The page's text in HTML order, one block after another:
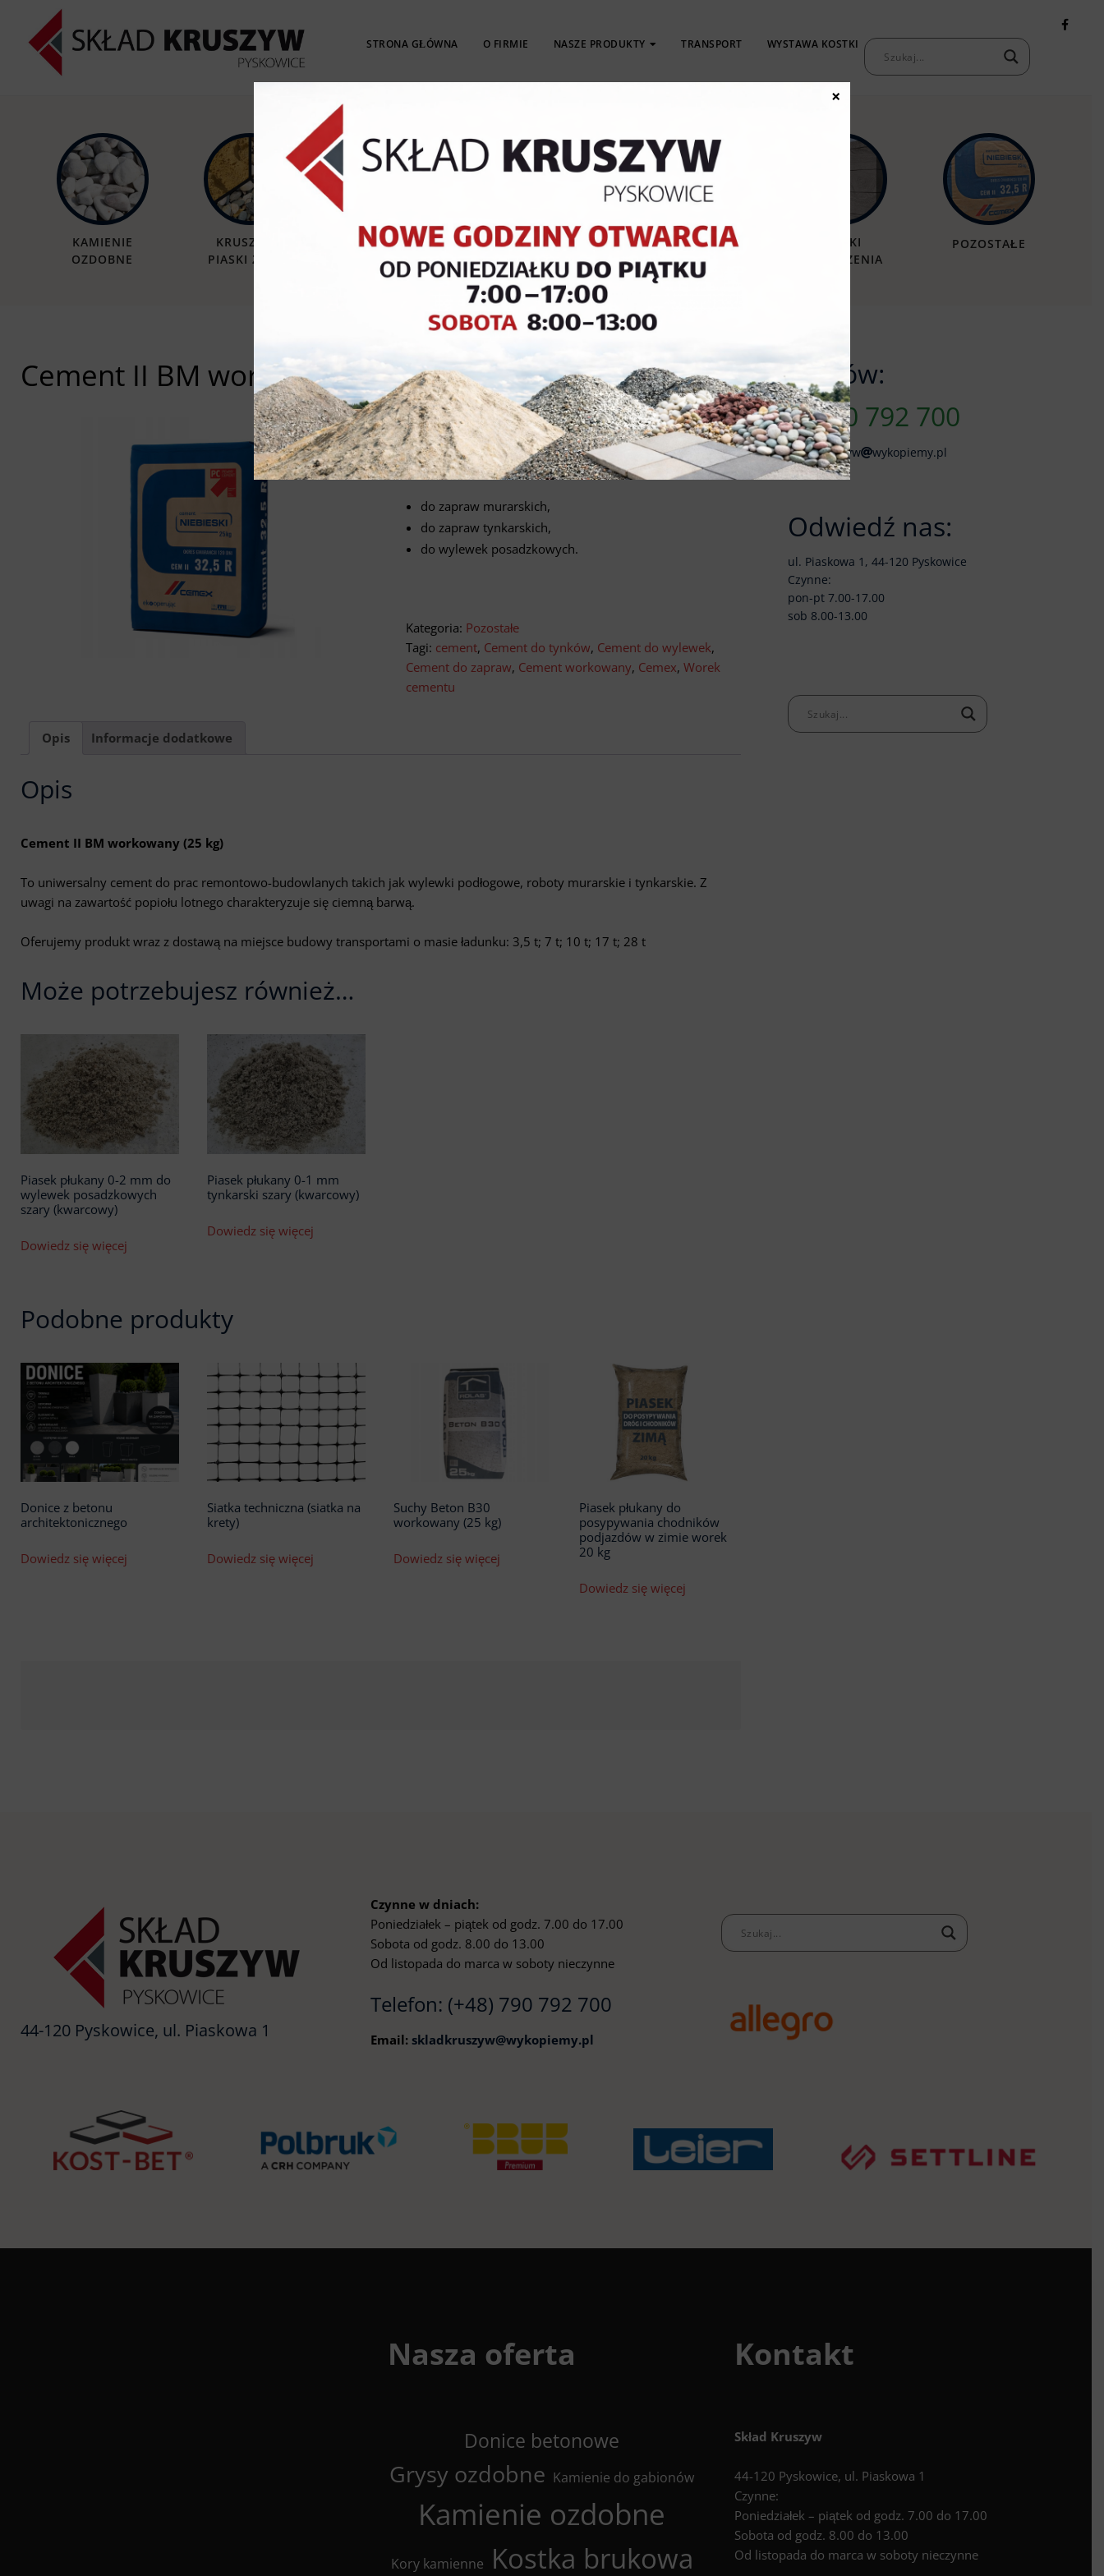
STRONA GŁÓWNA O FIRMIE NASZE PRODUKTY TRANSPORT WYSTAWA KOSTKI
KAMIENIE
OZDOBNE
KRUSZYWA
PIASKI ŻWIRY
KOSTKA
BRUKOWA
OBRZEŻA
KRAWĘŻNIKI
PŁYTY
TARASOWE
MURKI
OGRODZENIA
POZOSTAŁE
Cement II BM workowany (25 kg)
Dostępny workowany 25 kg
Zastosowanie:
do zapraw murarskich,
do zapraw tynkarskich,
do wylewek posadzkowych.
Kategoria: Pozostałe
Tagi: cement, Cement do tynków, Cement do wylewek,
Cement do zapraw, Cement workowany, Cemex, Worek
cementu
Opis Informacje dodatkowe
Opis
Cement II BM workowany (25 kg)
To uniwersalny cement do prac remontowo-budowlanych takich jak wylewki podłogowe, roboty murarskie i tynkarskie. Z
uwagi na zawartość popiołu lotnego charakteryzuje się ciemną barwą.
Oferujemy produkt wraz z dostawą na miejsce budowy transportami o masie ładunku: 3,5 t; 7 t; 10 t; 17 t; 28 t
Może potrzebujesz również…
Piasek płukany 0-2 mm do
wylewek posadzkowych
szary (kwarcowy)
Dowiedz się więcej
Piasek płukany 0-1 mm
tynkarski szary (kwarcowy)
Dowiedz się więcej
Podobne produkty
Donice z betonu
architektonicznego
Dowiedz się więcej
Siatka techniczna (siatka na
krety)
Dowiedz się więcej
Suchy Beton B30
workowany (25 kg)
Dowiedz się więcej
Piasek płukany do
posypywania chodników
podjazdów w zimie worek
20 kg
Dowiedz się więcej
Zamów:
790 792 700
skladkruszyw wykopiemy.pl
Odwiedź nas:
ul. Piaskowa 1, 44-120 Pyskowice
Czynne:
pon-pt 7.00-17.00
sob 8.00-13.00
44-120 Pyskowice, ul. Piaskowa 1
Czynne w dniach:
Poniedziałek – piątek od godz. 7.00 do 17.00
Sobota od godz. 8.00 do 13.00
Od listopada do marca w soboty nieczynne
Telefon: (+48) 790 792 700
Email:skladkruszyw@wykopiemy.pl
Nasza oferta
Donice betonowe
Grysy ozdobne Kamienie do gabionów
Kamienie ozdobne
Kory kamienne Kostka brukowa
Kontakt
Skład Kruszyw
44-120 Pyskowice, ul. Piaskowa 1
Czynne:
Poniedziałek – piątek od godz. 7.00 do 17.00
Sobota od godz. 8.00 do 13.00
Od listopada do marca w soboty nieczynne
×